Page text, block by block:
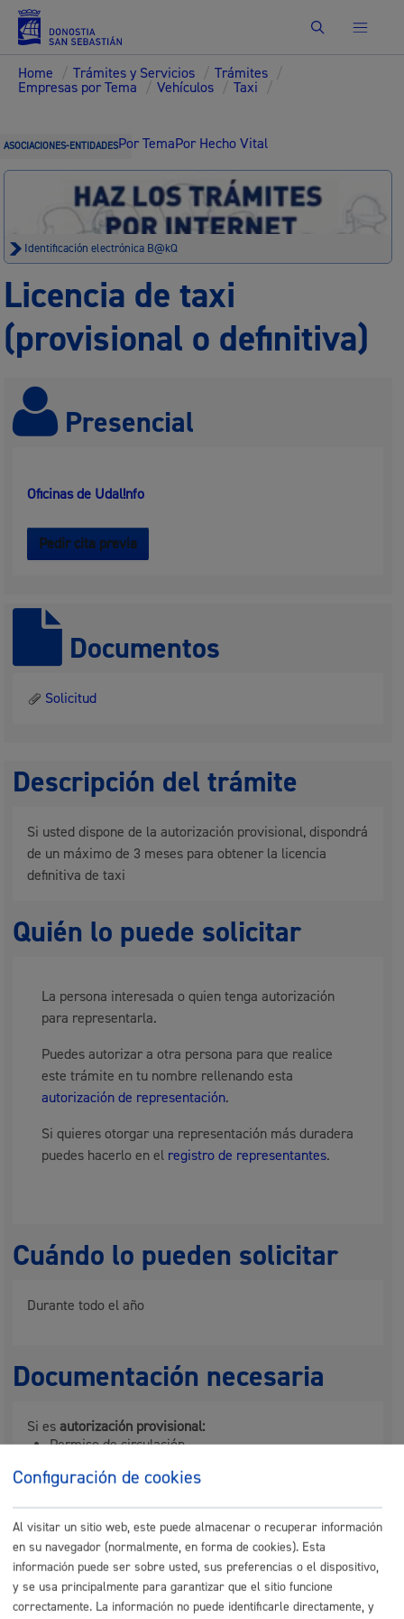
Buscar
Home / Trámites y Servicios / Trámites /
Empresas por Tema / Vehículos / Taxi /
ASOCIACIONES-ENTIDADESPor TemaPor Hecho Vital
Identificación electrónica B@kQ
Licencia de taxi
(provisional o definitiva)
Presencial
Oficinas de Udal!nfo
Pedir cita previa
Documentos
Solicitud
Descripción del trámite
Si usted dispone de la autorización provisional, dispondrá
de un máximo de 3 meses para obtener la licencia
definitiva de taxi
Quién lo puede solicitar
La persona interesada o quien tenga autorización
para representarla.
Puedes autorizar a otra persona para que realice
este trámite en tu nombre rellenando esta
autorización de representación.
Si quieres otorgar una representación más duradera
puedes hacerlo en el registro de representantes.
Cuándo lo pueden solicitar
Durante todo el año
Documentación necesaria
Si es autorización provisional:
Permiso de circulación
Seguro
Si esautorización definitiva hay que presentarademás:
Boletín control Metrológico (Taxímetro).
Boletín de identificación taxímetro.
Tarjeta de Transporte.
Libro de reclamaciones con 2 páginas.
Libro de hoja de ruta (1ª y 2ª página).
Configuración de cookies
Al visitar un sitio web, este puede almacenar o recuperar información
en su navegador (normalmente, en forma de cookies). Esta
información puede ser sobre usted, sus preferencias o el dispositivo,
y se usa principalmente para garantizar que el sitio funcione
correctamente. La información no puede identificarle directamente, y